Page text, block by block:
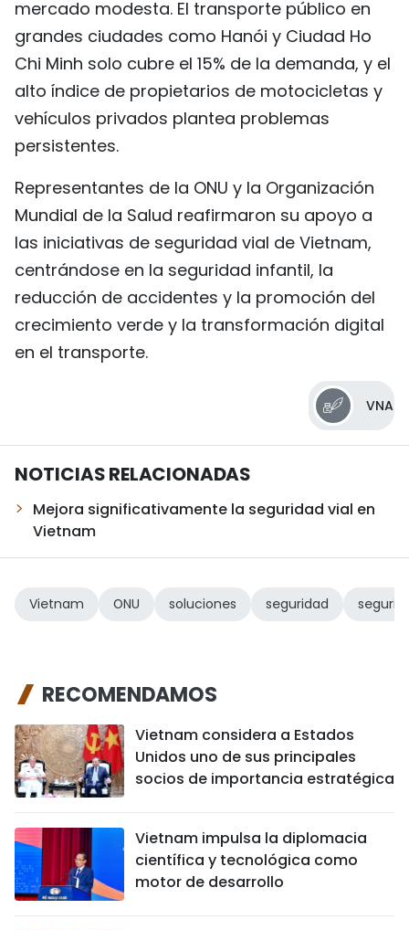
mercado modesta. El transporte público en
grandes ciudades como Hanói y Ciudad Ho
Chi Minh solo cubre el 15% de la demanda, y el
alto índice de propietarios de motocicletas y
vehículos privados plantea problemas
persistentes.
Representantes de la ONU y la Organización
Mundial de la Salud reafirmaron su apoyo a
las iniciativas de seguridad vial de Vietnam,
centrándose en la seguridad infantil, la
reducción de accidentes y la promoción del
crecimiento verde y la transformación digital
en el transporte.
VNA
NOTICIAS RELACIONADAS
Mejora significativamente la seguridad vial en
Vietnam
Vietnam ONU soluciones seguridad
RECOMENDAMOS
Vietnam considera a Estados
Unidos uno de sus principales
socios de importancia estratégica
Vietnam impulsa la diplomacia
científica y tecnológica como
motor de desarrollo